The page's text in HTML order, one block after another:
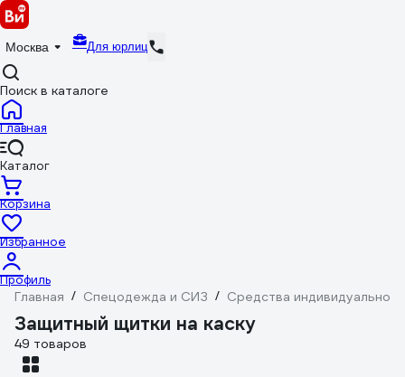
Москва Для юрлиц
Поиск в каталоге
Главная
Каталог
Корзина
Избранное
Профиль
Главная / Спецодежда и СИЗ / Средства индивидуальной
Защитный щитки на каску
49 товаров